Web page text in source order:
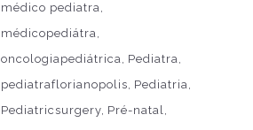
médico pediatra
médicopediátra
oncologiapediátrica Pediatra
pediatraflorianopolis Pediatria
Pediatricsurgery Pré-natal